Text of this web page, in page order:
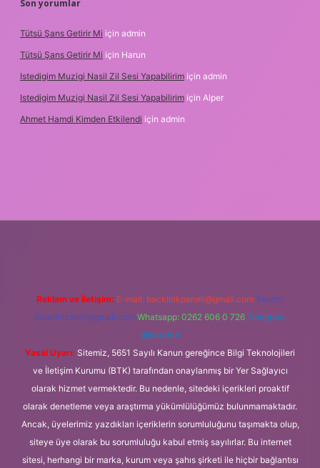
Son yorumlar
Tütsü Şans Getirir Mi için admin
Tütsü Şans Getirir Mi için Harun
Istedigim Muzigi Nasil Zil Sesi Yapabilirim için admin
Istedigim Muzigi Nasil Zil Sesi Yapabilirim için Alper
Ahmet Hamdi Kimden Etkilendi için admin
Reklam ve İletişim: E-mail: backlinkpaneli@gmail.com Teams:
forumhizmeti@gmail.com Whatsapp: 0262 606 0 726 Telegram:
@karabul
Yasal Uyarı: Sitemiz, 5651 Sayılı Kanun gereğince Bilgi Teknolojileri
ve İletişim Kurumu (BTK) tarafından onaylanmış bir Yer Sağlayıcı
olarak hizmet vermektedir. Bu nedenle, sitedeki içerikleri proaktif
olarak denetleme veya araştırma yükümlülüğümüz bulunmamaktadır.
Ancak, üyelerimiz yazdıkları içeriklerin sorumluluğunu taşımakta olup,
siteye üye olarak bu sorumluluğu kabul etmiş sayılırlar. Bu internet
sitesi, herhangi bir marka, kurum veya şahıs şirketi ile hiçbir bağlantısı